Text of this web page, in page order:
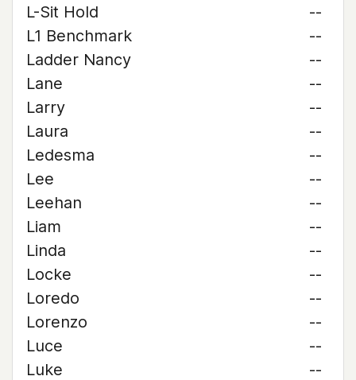
L-Sit Hold
--
L1 Benchmark
--
Ladder Nancy
--
Lane
--
Larry
--
Laura
--
Ledesma
--
Lee
--
Leehan
--
Liam
--
Linda
--
Locke
--
Loredo
--
Lorenzo
--
Luce
--
Luke
--